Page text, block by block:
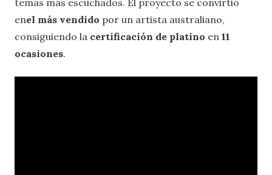
temas más escuchados. El proyecto se convirtió
enel más vendido por un artista australiano,
consiguiendo la certificación de platino en 11
ocasiones.